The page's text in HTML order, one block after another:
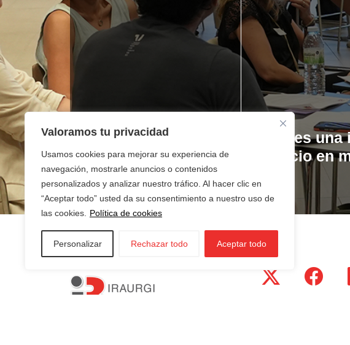
Valoramos tu privacidad
Usamos cookies para mejorar su experiencia de
navegación, mostrarle anuncios o contenidos
personalizados y analizar nuestro tráfico. Al hacer clic en
“Aceptar todo” usted da su consentimiento a nuestro uso de
las cookies.
Política de cookies
Personalizar Rechazar todo Aceptar todo
¿Buscas empleo?
¿Tienes una
negocio en